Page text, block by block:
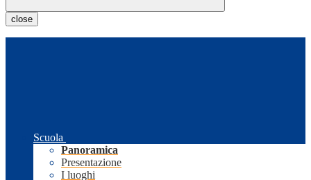
close
Scuola
Panoramica
Presentazione
I luoghi